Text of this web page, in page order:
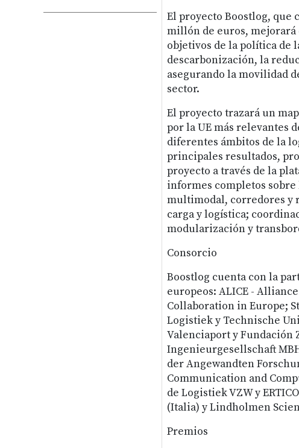
El proyecto Boostlog, que
millón de euros, mejorará
objetivos de la política de
descarbonización, la
asegurando la movilidad
sector.
El proyecto trazará un
por la UE más relevantes
diferentes ámbitos de la
principales resultados,
proyecto a través de la
informes completos
multimodal, corredores y
carga y logística;
modularización y
Consorcio
Boostlog cuenta con la
europeos: ALICE -
Collaboration in Europe;
Logistiek y Technische
Valenciaport y Fundación
Ingenieurgesellschaft
der Angewandten
Communication and
de Logistiek VZW y
(Italia) y Lindholmen
Premios